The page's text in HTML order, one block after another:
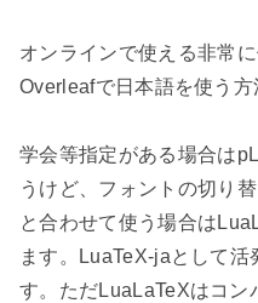
オンラインで使える非常
Overleafで日本語を使う方
学会等指定がある場合は
うけど、フォントの切り
と合わせて使う場合は
ます。LuaTeX-jaとして
す。ただLuaLaTeXはコン